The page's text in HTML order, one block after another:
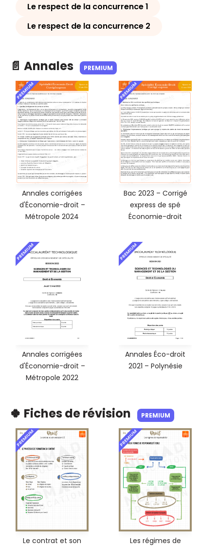
Le respect de la concurrence 1
Le respect de la concurrence 2
📄 Annales PREMIUM
PREMIUM
Annales corrigées
d'Économie-droit –
Métropole 2024
PREMIUM
Bac 2023 – Corrigé
express de spé
Économie-droit
PREMIUM
Annales corrigées
d'Économie-droit –
Métropole 2022
PREMIUM
Annales Éco-droit
2021 – Polynésie
🍀 Fiches de révision PREMIUM
PREMIUM
Le contrat et son
PREMIUM
Les régimes de